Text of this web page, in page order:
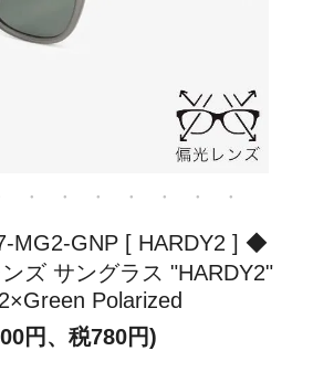
MG2-GNP [ HARDY2 ] ◆
ズ サングラス "HARDY2"
Polarized
円、税780円)